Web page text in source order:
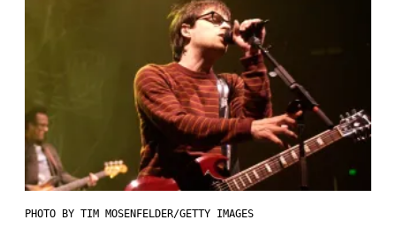
PHOTO BY TIM MOSENFELDER/GETTY IMAGES